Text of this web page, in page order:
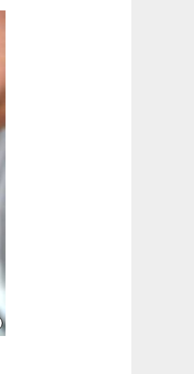
Heinrich Schneider (www.photocase.com)